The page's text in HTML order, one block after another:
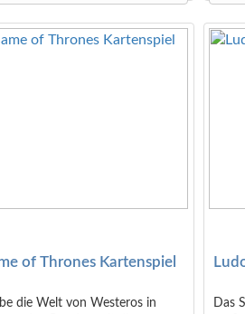
of Thrones Kartenspiel
die Welt von Westeros in
Das